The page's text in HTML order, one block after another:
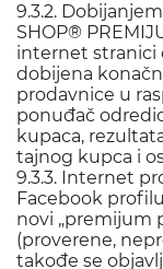
9.3.2.
SHOP®
internet stranici
dobijena
prodavnice u
ponuđač
kupaca,
tajnog kupca i
9.3.3. Internet
Facebook
novi „premijum
(proverene,
takođe se